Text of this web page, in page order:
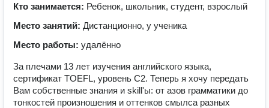
Кто занимается: Ребенок, школьник, студент, взрослый
Место занятий: Дистанционно, у ученика
Место работы: удалённо
За плечами 13 лет изучения английского языка,
сертификат TOEFL, уровень С2. Теперь я хочу передать
Вам собственные знания и skill'ы: от азов грамматики до
тонкостей произношения и оттенков смылса разных